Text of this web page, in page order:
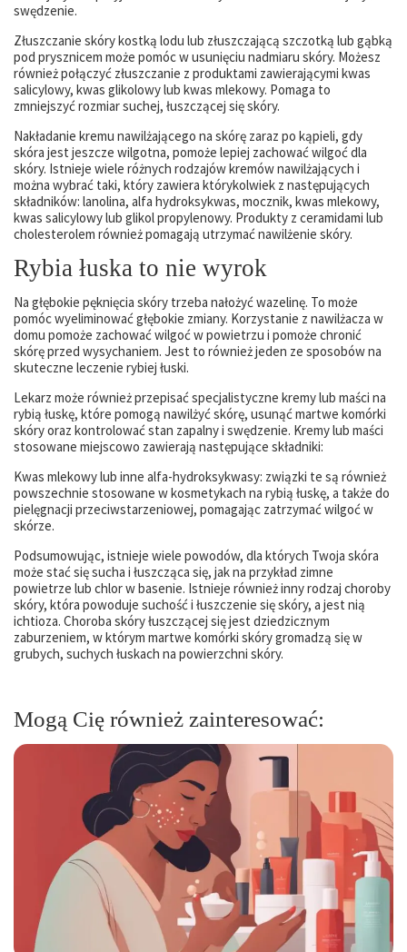
swędzenie.
Złuszczanie skóry kostką lodu lub złuszczającą szczotką lub gąbką
pod prysznicem może pomóc w usunięciu nadmiaru skóry. Możesz
również połączyć złuszczanie z produktami zawierającymi kwas
salicylowy, kwas glikolowy lub kwas mlekowy. Pomaga to
zmniejszyć rozmiar suchej, łuszczącej się skóry.
Nakładanie kremu nawilżającego na skórę zaraz po kąpieli, gdy
skóra jest jeszcze wilgotna, pomoże lepiej zachować wilgoć dla
skóry. Istnieje wiele różnych rodzajów kremów nawilżających i
można wybrać taki, który zawiera którykolwiek z następujących
składników: lanolina, alfa hydroksykwas, mocznik, kwas mlekowy,
kwas salicylowy lub glikol propylenowy. Produkty z ceramidami lub
cholesterolem również pomagają utrzymać nawilżenie skóry.
Rybia łuska to nie wyrok
Na głębokie pęknięcia skóry trzeba nałożyć wazelinę. To może
pomóc wyeliminować głębokie zmiany. Korzystanie z nawilżacza w
domu pomoże zachować wilgoć w powietrzu i pomoże chronić
skórę przed wysychaniem. Jest to również jeden ze sposobów na
skuteczne leczenie rybiej łuski.
Lekarz może również przepisać specjalistyczne kremy lub maści na
rybią łuskę, które pomogą nawilżyć skórę, usunąć martwe komórki
skóry oraz kontrolować stan zapalny i swędzenie. Kremy lub maści
stosowane miejscowo zawierają następujące składniki:
Kwas mlekowy lub inne alfa-hydroksykwasy: związki te są również
powszechnie stosowane w kosmetykach na rybią łuskę, a także do
pielęgnacji przeciwstarzeniowej, pomagając zatrzymać wilgoć w
skórze.
Podsumowując, istnieje wiele powodów, dla których Twoja skóra
może stać się sucha i łuszcząca się, jak na przykład zimne
powietrze lub chlor w basenie. Istnieje również inny rodzaj choroby
skóry, która powoduje suchość i łuszczenie się skóry, a jest nią
ichtioza. Choroba skóry łuszczącej się jest dziedzicznym
zaburzeniem, w którym martwe komórki skóry gromadzą się w
grubych, suchych łuskach na powierzchni skóry.
Mogą Cię również zainteresować: